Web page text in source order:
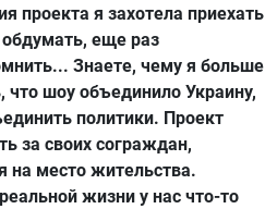
проекта я захотела приехать
еще раз
Знаете, чему я больше
что шоу объединило Украину,
политики. Проект
за своих сограждан,
на место жительства.
жизни у нас что-то